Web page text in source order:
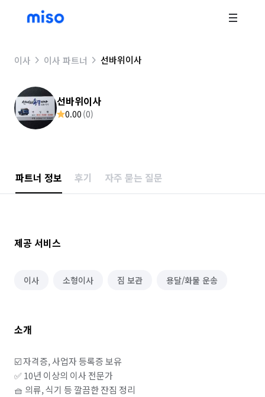
이사 이사 파트너 선바위이사
선바위이사
0.00 (0)
파트너 정보 후기 자주 묻는 질문
제공 서비스
이사 소형이사 짐 보관 용달/화물 운송
소개
☑️ 자격증, 사업자 등록증 보유
✅ 10년 이상의 이사 전문가
🧺 의류, 식기 등 깔끔한 잔짐 정리